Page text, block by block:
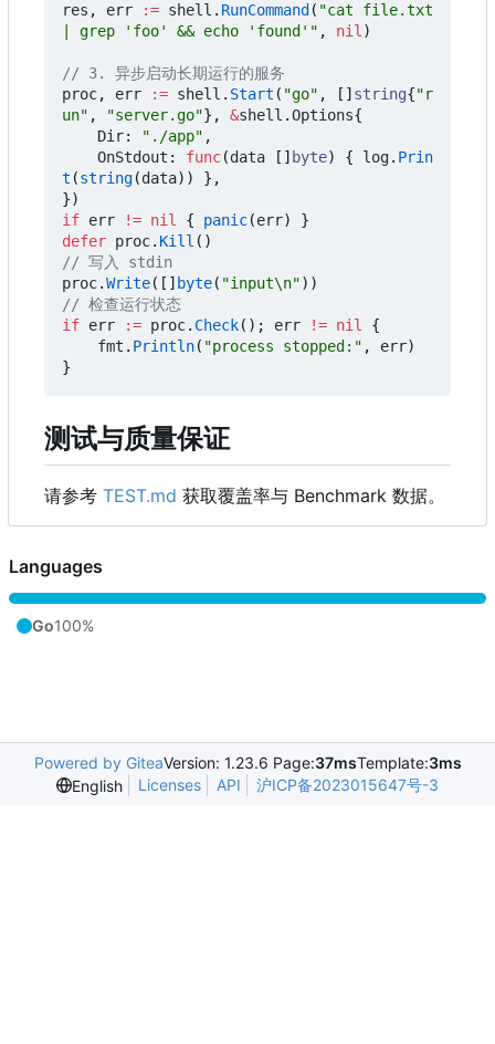
res , err := shell . RunCommand ( "cat file.txt
| grep 'foo' && echo 'found'" , nil)
// 3. 异步启动长期运行的服务
proc, err := shell . Start ( "go" , [] string{"r
un" , "server.go"}, &shell .Options{
Dir: "./app" ,
OnStdout : func(data [] byte) { log. Prin
t (string(data))
},
})
if err != nil { panic(err)
}
defer proc. Kill ()
// 写入 stdin
proc.Write([] byte( "input\n"))
// 检查运行状态
if err := proc. Check(); err != nil
{
fmt . Println( "process stopped:" , err)
}
测试与质量保证
请参考 TEST.md 获取覆盖率与 Benchmark 数据。
Languages
Go100%
Powered by GiteaVersion: 1.23.6 Page:37msTemplate:3ms
English
Licenses API 沪ICP备2023015647号-3